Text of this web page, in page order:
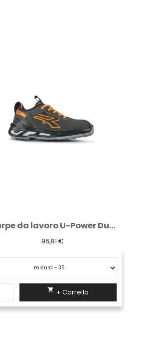
Pyle alta visibilità giallo
23,34 €
 + Carrello